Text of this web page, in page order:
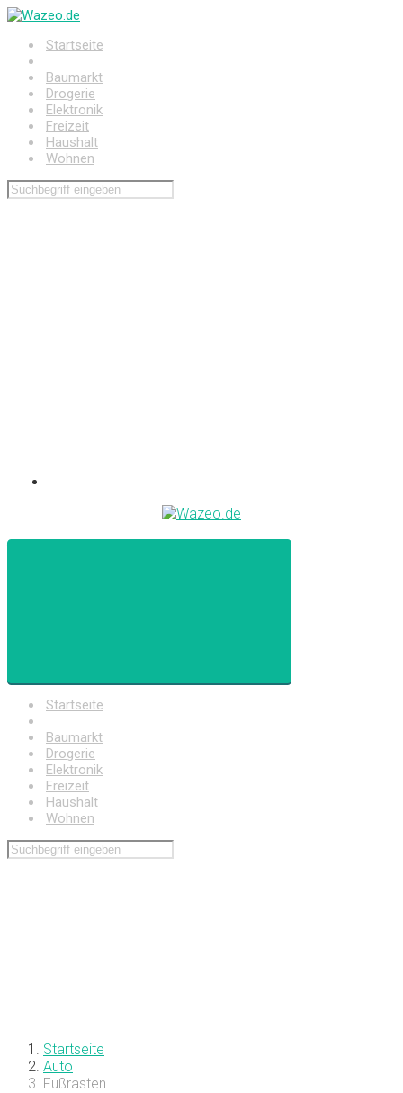
Zum
springenStartseite
Baumarkt
Drogerie
Elektronik
Freizeit
Haushalt
Wohnen
Startseite
Baumarkt
Drogerie
Elektronik
Freizeit
Haushalt
Wohnen
Startseite
Auto
Fußrasten